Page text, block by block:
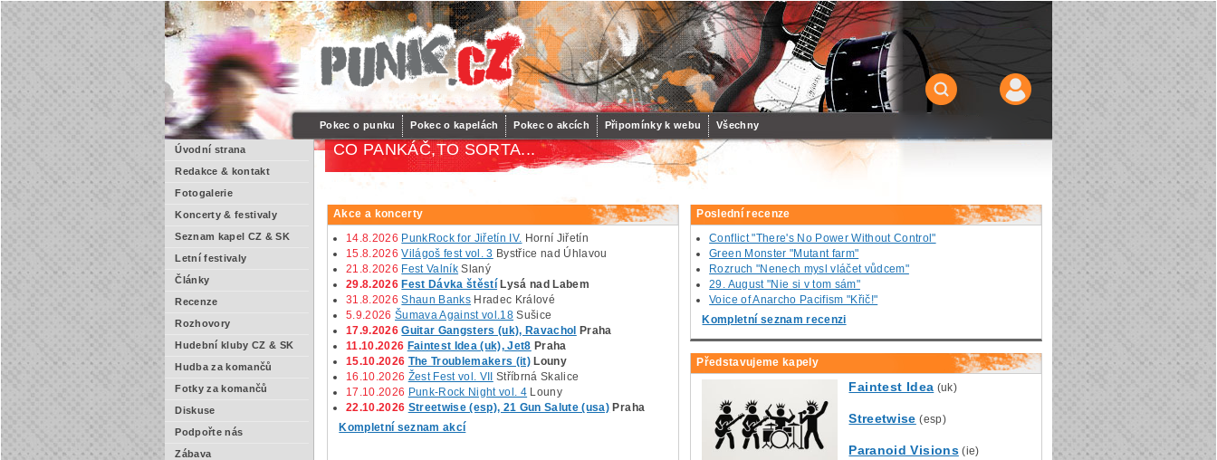
Pokec o punku Pokec o kapelách Pokec o akcích Připomínky k webu Všechny
Úvodní strana
Redakce & kontakt
Fotogalerie
Koncerty & festivaly
Seznam kapel CZ & SK
Letní festivaly
Články
Recenze
Rozhovory
Hudební kluby CZ & SK
Hudba za komančů
Fotky za komančů
Diskuse
Podpořte nás
Zábava
CO PANKÁČ,TO SORTA...
Akce a koncerty
14.8.2026 PunkRock for Jiřetín IV. Horní Jiřetín
15.8.2026 Világoš fest vol. 3 Bystřice nad Úhlavou
21.8.2026 Fest Valník Slaný
29.8.2026 Fest Dávka štěstí Lysá nad Labem
31.8.2026 Shaun Banks Hradec Králové
5.9.2026 Šumava Against vol.18 Sušice
17.9.2026 Guitar Gangsters (uk), Ravachol
Praha
11.10.2026 Faintest Idea (uk), Jet8 Praha
15.10.2026 The Troublemakers (it) Louny
16.10.2026 Žest Fest vol. VII
Stříbrná Skalice
17.10.2026 Punk-Rock Night vol. 4 Louny
22.10.2026 Streetwise (esp), 21 Gun Salute (usa) Praha
Kompletní seznam akcí
Poslední recenze
Conflict "There's No Power Without Control"
Green Monster "Mutant farm"
Rozruch "Nenech mysl vláčet vůdcem"
29. August "Nie si v tom sám"
Voice of Anarcho Pacifism "Křič!"
Kompletní seznam recenzi
Představujeme kapely
Faintest Idea (uk)
Streetwise (esp)
Paranoid Visions(ie)